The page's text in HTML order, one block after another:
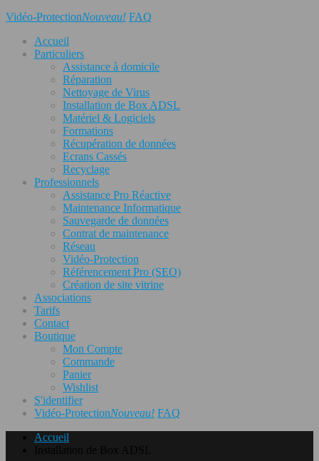
Vidéo-ProtectionNouveau! FAQ
Accueil
Particuliers
Assistance à domicile
Réparation
Nettoyage de Virus
Installation de Box ADSL
Matériel & Logiciels
Formations
Récupération de données
Ecrans Cassés
Recyclage
Professionnels
Assistance Pro Réactive
Maintenance Informatique
Sauvegarde de données
Contrat de maintenance
Réseau
Vidéo-Protection
Référencement Pro (SEO)
Création de site vitrine
Associations
Tarifs
Contact
Boutique
Mon Compte
Commande
Panier
Wishlist
S'identifier
Vidéo-ProtectionNouveau! FAQ
Accueil